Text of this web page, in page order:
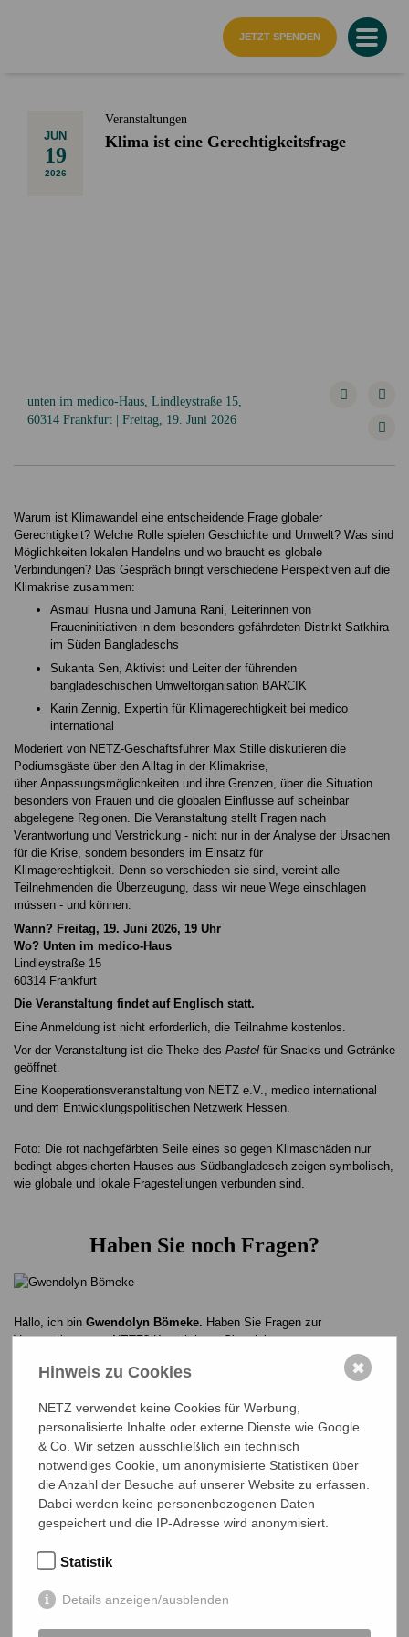
JETZT SPENDEN
JUN
19
2026
Veranstaltungen
Klima ist eine Gerechtigkeitsfrage
unten im medico-Haus, Lindleystraße 15,
60314 Frankfurt | Freitag, 19. Juni 2026
Warum ist Klimawandel eine entscheidende Frage globaler
Gerechtigkeit? Welche Rolle spielen Geschichte und Umwelt? Was sind
Möglichkeiten lokalen Handelns und wo braucht es globale
Verbindungen? Das Gespräch bringt verschiedene Perspektiven auf die
Klimakrise zusammen:
Asmaul Husna und Jamuna Rani, Leiterinnen von
Fraueninitiativen in dem besonders gefährdeten Distrikt Satkhira
im Süden Bangladeschs
Sukanta Sen, Aktivist und Leiter der führenden
bangladeschischen Umweltorganisation BARCIK
Karin Zennig, Expertin für Klimagerechtigkeit bei medico
international
Moderiert von NETZ-Geschäftsführer Max Stille diskutieren die
Podiumsgäste über den Alltag in der Klimakrise,
über Anpassungsmöglichkeiten und ihre Grenzen, über die Situation
besonders von Frauen und die globalen Einflüsse auf scheinbar
abgelegene Regionen. Die Veranstaltung stellt Fragen nach
Verantwortung und Verstrickung - nicht nur in der Analyse der Ursachen
für die Krise, sondern besonders im Einsatz für
Klimagerechtigkeit. Denn so verschieden sie sind, vereint alle
Teilnehmenden die Überzeugung, dass wir neue Wege einschlagen
müssen - und können.
Wann? Freitag, 19. Juni 2026, 19 Uhr
Wo? Unten im medico-Haus
Lindleystraße 15
60314 Frankfurt
Die Veranstaltung findet auf Englisch statt.
Eine Anmeldung ist nicht erforderlich, die Teilnahme kostenlos.
Vor der Veranstaltung ist die Theke des Pastel für Snacks und Getränke
geöffnet.
Eine Kooperationsveranstaltung von NETZ e.V., medico international
und dem Entwicklungspolitischen Netzwerk Hessen.
Foto: Die rot nachgefärbten Seile eines so gegen Klimaschäden nur
bedingt abgesicherten Hauses aus Südbangladesch zeigen symbolisch,
wie globale und lokale Fragestellungen verbunden sind.
Haben Sie noch Fragen?
Hallo, ich bin Gwendolyn Bömeke. Haben Sie Fragen zur
Veranstaltung von NETZ? Kontaktieren Sie mich gerne.
0641 - 26 555 618 boemeke@bangladesch.org
Weitere Veranstaltungen
01
NETZ beim Liebigs Suppenfest 2026
Bangladeschtagung und NETZ-
Hinweis zu Cookies
NETZ verwendet keine Cookies für Werbung,
personalisierte Inhalte oder externe Dienste wie Google
& Co. Wir setzen ausschließlich ein technisch
notwendiges Cookie, um anonymisierte Statistiken über
die Anzahl der Besuche auf unserer Website zu erfassen.
Dabei werden keine personenbezogenen Daten
gespeichert und die IP-Adresse wird anonymisiert.
Statistik
Details anzeigen/ausblenden
✖